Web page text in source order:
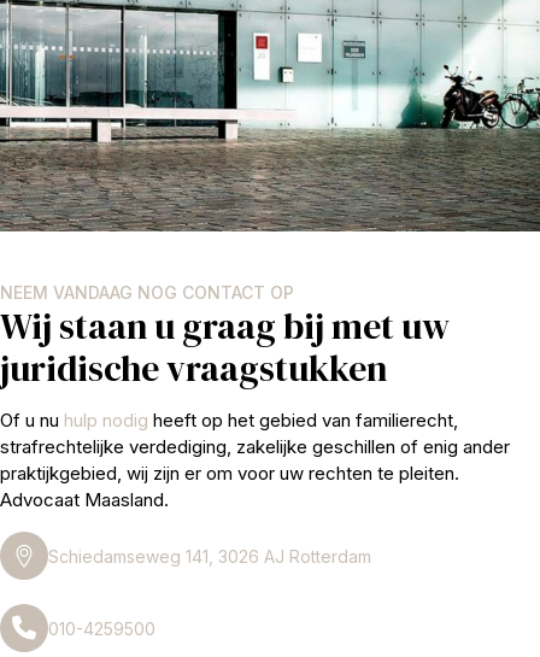
NEEM VANDAAG NOG CONTACT OP
Wij staan u graag bij met uw
juridische vraagstukken
Of u nu hulp nodig heeft op het gebied van familierecht,
strafrechtelijke verdediging, zakelijke geschillen of enig ander
praktijkgebied, wij zijn er om voor uw rechten te pleiten.
Advocaat Maasland.
Schiedamseweg 141, 3026 AJ Rotterdam
010-4259500